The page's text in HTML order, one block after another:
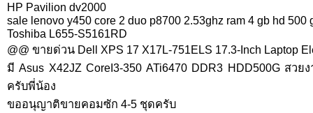
HP Pavilion dv2000
sale lenovo y450 core 2 duo p8700 2.53ghz ram 4 gb hd 500
Toshiba L655-S5161RD
@@ ขายด่วน Dell XPS 17 X17L-751ELS 17.3-Inch Laptop
มี Asus X42JZ CoreI3-350 ATi6470 DDR3 HDD500G สว
ครับพี่น้อง
ขออนุญาติขายคอมซัก 4-5 ชุดครับ